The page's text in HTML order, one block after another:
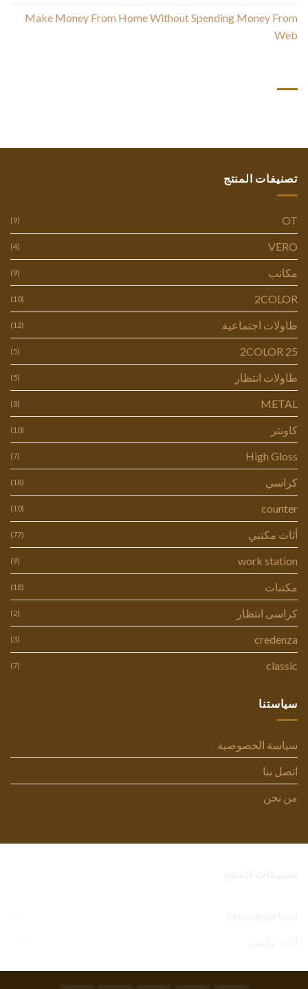
Make Money From Home Without Spending Money From
Web
تصنيفات المنتج
OT
(9)
VERO
(4)
مكاتب (9)
2COLOR
(10)
طاولات اجتماعية (12)
2COLOR 25
(5)
طاولات انتظار (5)
METAL
(3)
كاونتر (10)
High Gloss
(7)
كراسي (18)
counter
(10)
أثاث مكتبي (77)
work station
(9)
مكتبات (18)
كراسى انتظار (2)
credenza
(3)
classic
(7)
سياستنا
سياسة الخصوصية
اتصل بنا
من نحن